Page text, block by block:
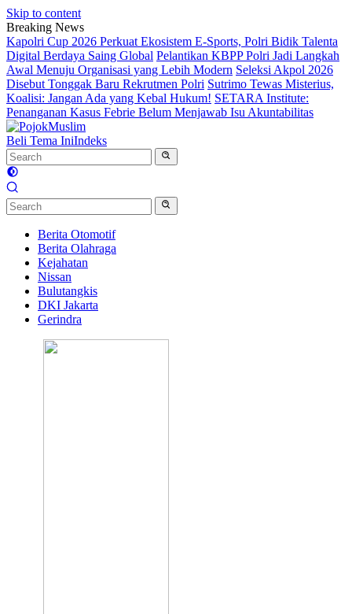
Skip to content
Breaking News
Kapolri Cup 2026 Perkuat Ekosistem E-Sports, Polri Bidik Talenta
Digital Berdaya Saing Global Pelantikan KBPP Polri Jadi Langkah
Awal Menuju Organisasi yang Lebih Modern Seleksi Akpol 2026
Disebut Tonggak Baru Rekrutmen Polri Sutrimo Tewas Misterius,
Koalisi: Jangan Ada yang Kebal Hukum! SETARA Institute:
Penanganan Kasus Febrie Belum Menjawab Isu Akuntabilitas
Beli Tema IniIndeks
Berita Otomotif
Berita Olahraga
Kejahatan
Nissan
Bulutangkis
DKI Jakarta
Gerindra